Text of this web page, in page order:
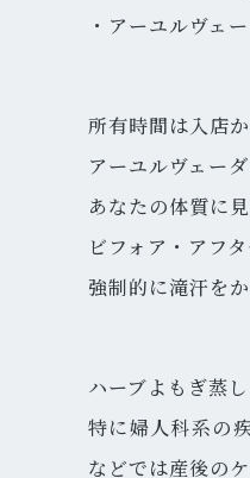
・アーユルヴェ
所有時間は入店
アーユルヴェー
あなたの体質に
ビフォア・アフ
強制的に滝汗を
ハーブよもぎ蒸
特に婦人科系の
などでは産後の